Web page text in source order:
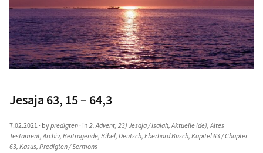
Jesaja 63, 15 – 64,3
7.02.2021· bypredigten· in2. Advent,23) Jesaja / Isaiah,Aktuelle (de),Altes
Testament,Archiv,Beitragende,Bibel,Deutsch,Eberhard Busch,Kapitel 63 / Chapter
63,Kasus,Predigten / Sermons